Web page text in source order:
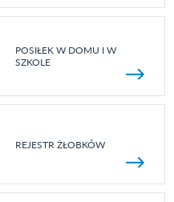
POSIŁEK W DOMU I W
SZKOLE
REJESTR ŻŁOBKÓW